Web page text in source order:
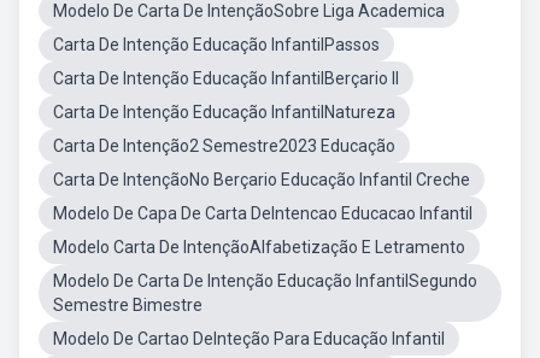
Modelo De Carta De IntençãoSobre Liga Academica
Carta De Intenção Educação InfantilPassos
Carta De Intenção Educação InfantilBerçario II
Carta De Intenção Educação InfantilNatureza
Carta De Intenção2 Semestre2023 Educação
Carta De IntençãoNo Berçario Educação Infantil Creche
Modelo De Capa De Carta DeIntencao Educacao Infantil
Modelo Carta De IntençãoAlfabetização E Letramento
Modelo De Carta De Intenção Educação InfantilSegundo
Semestre Bimestre
Modelo De Cartao DeInteção Para Educação Infantil